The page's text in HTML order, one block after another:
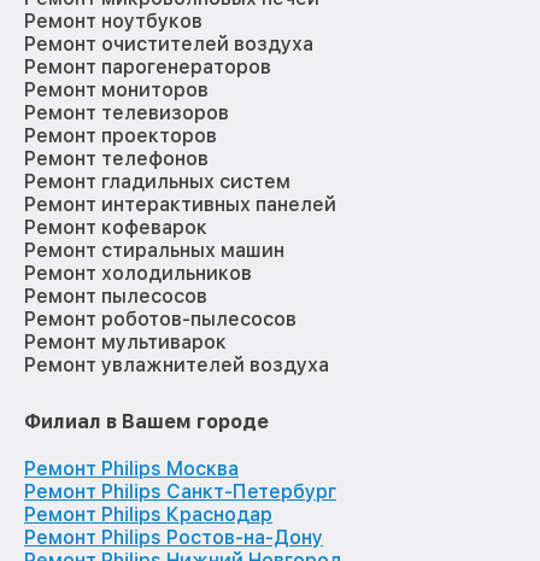
Ремонт ноутбуков
Ремонт очистителей воздуха
Ремонт парогенераторов
Ремонт мониторов
Ремонт телевизоров
Ремонт проекторов
Ремонт телефонов
Ремонт гладильных систем
Ремонт интерактивных панелей
Ремонт кофеварок
Ремонт стиральных машин
Ремонт холодильников
Ремонт пылесосов
Ремонт роботов-пылесосов
Ремонт мультиварок
Ремонт увлажнителей воздуха
Филиал в Вашем городе
Ремонт Philips Москва
Ремонт Philips Санкт-Петербург
Ремонт Philips Краснодар
Ремонт Philips Ростов-на-Дону